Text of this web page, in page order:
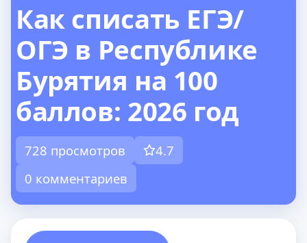
Как списать ЕГЭ/
ОГЭ в Республике
Бурятия на 100
баллов: 2026 год
728 просмотров
4.7
0 комментариев